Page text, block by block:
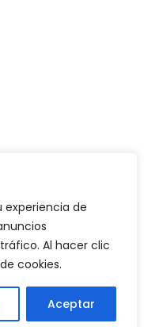
experiencia de
Al hacer clic
cookies.
Aceptar